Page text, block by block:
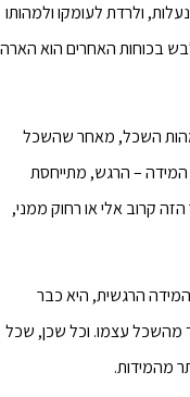
ולרדת לעומקו ולמהותו
בכוחות האחרים הוא הארה
השכל, מאחר שהשכל
המידה – הרגש, מתייחסת
הזה קרוב אלי או רחוק ממני,
הרגשית, היא כבר
מהשכל עצמו. וכל שכן, שכל
מהמידות.